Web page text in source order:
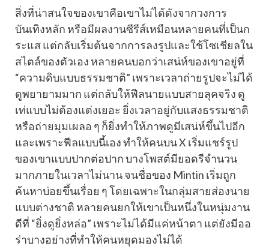
สิ่งที่น่าสนใจของเขาคือเขาไม่ได้ดังจากวงการ
บันเทิงหลัก หรือมีผลงานซีรีส์เหมือนหลายคนที่เป็นก
ระแส แต่กลับเริ่มต้นจากการลงรูปและใช้โซเชียลใน
สไตล์ของตัวเอง หลายคนบอกว่าเสน่ห์ของเขาอยู่ที่
“ความดิบแบบธรรมชาติ” เพราะเวลาถ่ายรูปจะไม่ได้
ดูพยายามมาก แต่กลับให้ฟีลนายแบบสายลุคจริง ดู
เท่แบบไม่ต้องแต่งเยอะ ยิ่งเวลาอยู่กับแสงธรรมชาติ
หรือถ่ายมุมเผลอ ๆ ก็ยิ่งทำให้ภาพดูมีเสน่ห์ขึ้นไปอีก
และเพราะฟีลแบบนี้เอง ทำให้คนบน X เริ่มแชร์รูป
ของเขาแบบปากต่อปาก บางโพสต์มียอดรีจำนวน
มากภายในเวลาไม่นาน จนชื่อของ Mintin เริ่มถูก
ค้นหาบ่อยขึ้นเรื่อย ๆ โดยเฉพาะในกลุ่มสายส่องนาย
แบบต่างชาติ หลายคนยกให้เขาเป็นหนึ่งในหนุ่มงาน
ดีที่ “ยิ่งดูยิ่งหล่อ” เพราะไม่ได้มีแค่หน้าตา แต่ยังมีออ
ร่าบางอย่างที่ทำให้คนหยุดมองไม่ได้